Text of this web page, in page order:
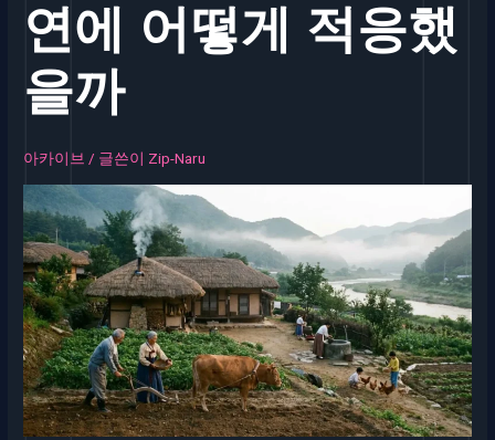
연에 어떻게 적응했
을까
아카이브 / 글쓴이 Zip-Naru